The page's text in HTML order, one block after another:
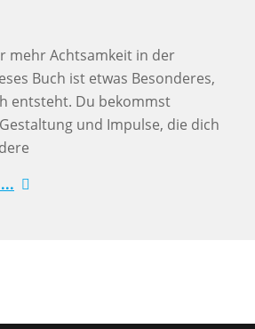
mehr Achtsamkeit in der
Buch ist etwas Besonderes,
entsteht. Du bekommst
und Impulse, die dich